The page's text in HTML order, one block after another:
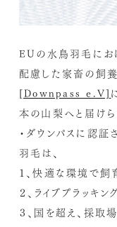
EUの水鳥羽毛にお
配慮した家畜の飼
[Downpass e.V]
本の山梨へと届け
・ダウンパスに認
羽毛は、
１、快適な環境で飼
２、ライブプラッキ
３、国を超え、採取